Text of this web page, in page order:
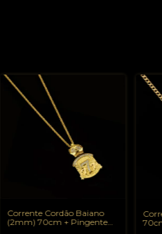
Corrente Cordão Baiano
(2mm) 70cm + Pingente